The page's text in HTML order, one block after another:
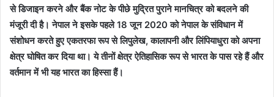
से डिजाइन करने और बैंक नोट के पीछे मुद्रित पुराने मानचित्र को बदलने की
मंजूरी दी है। नेपाल ने इसके पहले 18 जून 2020 को नेपाल के संविधान में
संशोधन करते हुए एकतरफा रूप से लिपुलेख, कालापनी और लिंपियाधुरा को अपना
क्षेत्र घोषित कर दिया था। ये तीनों क्षेत्र ऐतिहासिक रूप से भारत के पास रहे हैं और
वर्तमान में भी यह भारत का हिस्सा हैं।